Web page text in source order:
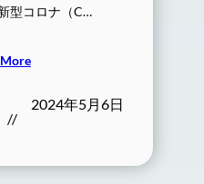
型コロナ（C…
//
2024年5月6日